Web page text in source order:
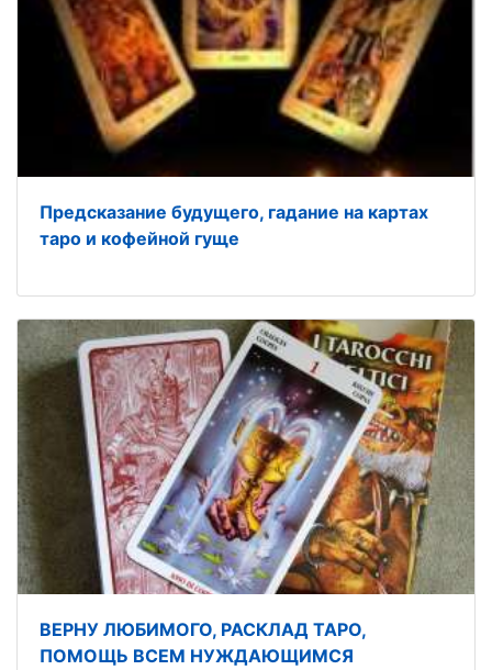
Предсказание будущего, гадание на картах
таро и кофейной гуще
ВЕРНУ ЛЮБИМОГО, РАСКЛАД ТАРО,
ПОМОЩЬ ВСЕМ НУЖДАЮЩИМСЯ